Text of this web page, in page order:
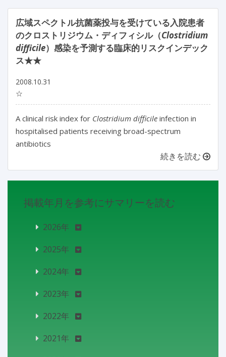
広域スペクトル抗菌薬投与を受けている入院患者
のクロストリジウム・ディフィシル（Clostridium
difficile）感染を予測する臨床的リスクインデック
ス★★
2008.10.31
☆
A clinical risk index for Clostridium difficile infection in
hospitalised patients receiving broad-spectrum
antibiotics
続きを読む
掲載年月を参考にサマリーを読む
2026年
2025年
2024年
2023年
2022年
2021年